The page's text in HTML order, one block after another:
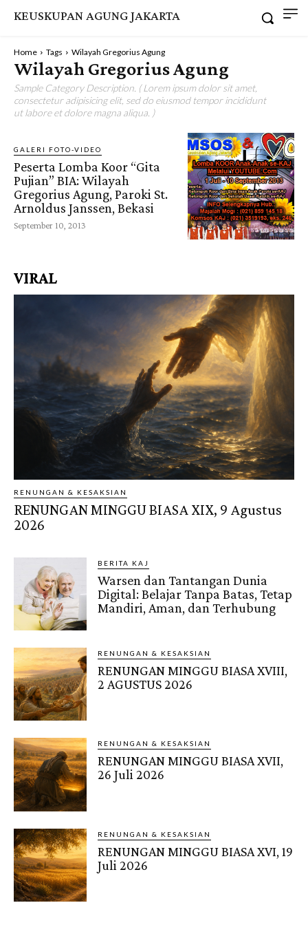
KEUSKUPAN AGUNG JAKARTA
Home Tags Wilayah Gregorius Agung
Wilayah Gregorius Agung
Sample Category Description. ( Lorem ipsum dolor sit amet,
consectetur adipisicing elit, sed do eiusmod tempor incididunt
ut labore et dolore magna aliqua. )
GALERI FOTO-VIDEO
Peserta Lomba Koor “Gita
Pujian” BIA: Wilayah
Gregorius Agung, Paroki St.
Arnoldus Janssen, Bekasi
September 10, 2013
VIRAL
RENUNGAN & KESAKSIAN
RENUNGAN MINGGU BIASA XIX, 9 Agustus
2026
BERITA KAJ
Warsen dan Tantangan Dunia
Digital: Belajar Tanpa Batas, Tetap
Mandiri, Aman, dan Terhubung
RENUNGAN & KESAKSIAN
RENUNGAN MINGGU BIASA XVIII,
2 AGUSTUS 2026
RENUNGAN & KESAKSIAN
RENUNGAN MINGGU BIASA XVII,
26 Juli 2026
RENUNGAN & KESAKSIAN
RENUNGAN MINGGU BIASA XVI, 19
Juli 2026